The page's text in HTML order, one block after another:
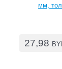
мм,
27,98